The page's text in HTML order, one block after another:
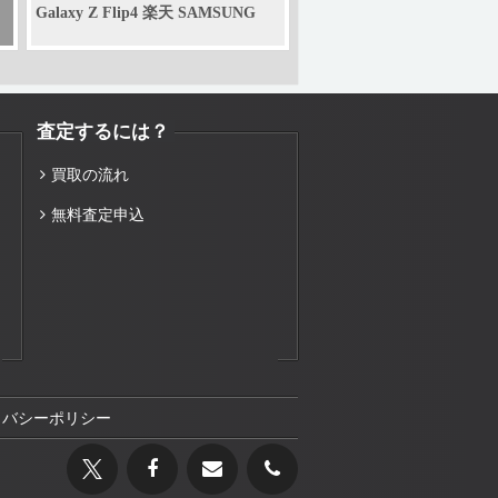
Galaxy Z Flip4 楽天 SAMSUNG
査定するには？
買取の流れ
無料査定申込
シーポリシー